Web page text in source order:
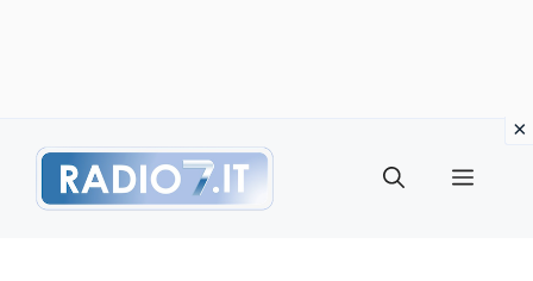
Menu